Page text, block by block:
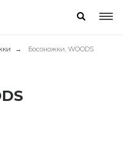
Босоножки, WOODS